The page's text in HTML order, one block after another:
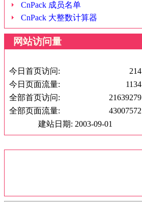
CnPack 成员名单
CnPack 大整数计算器
网站访问量
今日首页访问:
214
今日页面流量:
1134
全部首页访问:
21639279
全部页面流量:
43007572
建站日期: 2003-09-01